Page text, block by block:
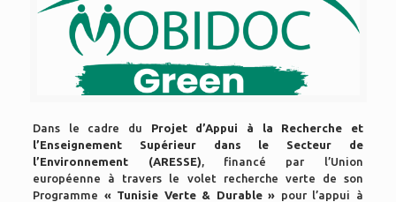
Dans le cadre du Projet d’Appui à la Recherche et
l’Enseignement Supérieur dans le Secteur de
l’Environnement (ARESSE), financé par l’Union
européenne à travers le volet recherche verte de son
Programme « Tunisie Verte & Durable » pour l’appui à